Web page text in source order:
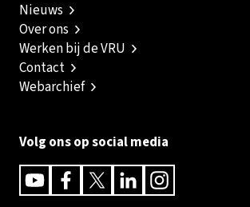
Nieuws
Over ons
Werken bij de VRU
Contact
Webarchief
Volg ons op social media
YoutubeFacebookTwitterLinkedinInstagram